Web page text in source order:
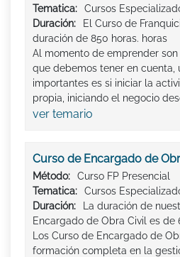
Tematica:
Cursos
Duración:
El Curso de
duración de 850 horas. horas
Al momento de emprender
que debemos tener en cuenta,
importantes es si iniciar la
propia, iniciando el negocio
ver temario
Curso de Encargado de
Método:
Curso FP Presencial
Tematica:
Cursos
Duración:
La duración de
Encargado de Obra Civil es de
Los Curso de Encargado de
formación completa en la